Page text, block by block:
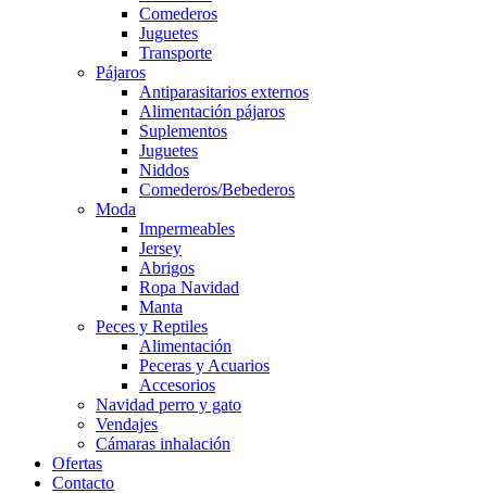
Comederos
Juguetes
Transporte
Pájaros
Antiparasitarios externos
Alimentación pájaros
Suplementos
Juguetes
Niddos
Comederos/Bebederos
Moda
Impermeables
Jersey
Abrigos
Ropa Navidad
Manta
Peces y Reptiles
Alimentación
Peceras y Acuarios
Accesorios
Navidad perro y gato
Vendajes
Cámaras inhalación
Ofertas
Contacto